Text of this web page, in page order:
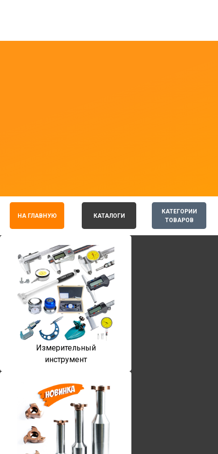
КАТЕГОРИИ
ТОВАРОВ
НА ГЛАВНУЮ КАТАЛОГИ
Измерительный
инструмент